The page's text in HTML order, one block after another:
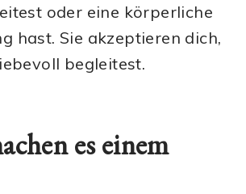
oder eine körperliche
hast. Sie akzeptieren dich,
begleitest.
es einem